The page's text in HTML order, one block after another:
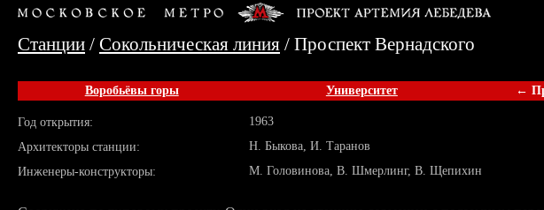
Станции / Сокольническая линия / Проспект Вернадского
Воробьёвы горы Университет ←
Год открытия:
1963
Архитекторы станции:
Н. Быкова, И. Таранов
Инженеры-конструкторы:
М. Головинова, В. Шмерлинг, В. Щепихин